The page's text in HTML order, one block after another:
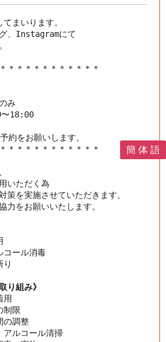
まいります。
、Instagramにて
み
〜18:00
＊＊＊＊＊＊＊＊＊＊＊
いただく為
策を実施させていただきます。
力をお願いいたします。
コール消毒
り
り組み》
用
制限
の調整
アルコール清掃
簡 体 語